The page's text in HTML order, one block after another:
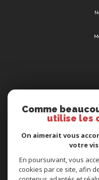
Comme
utilise les
On aimerait vous
votre
En poursuivant, vous
cookies par ce site, afin